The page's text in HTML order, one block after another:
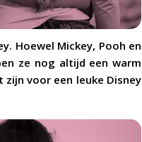
Hoewel Mickey, Pooh en
ze nog altijd een warm
voor een leuke Disney